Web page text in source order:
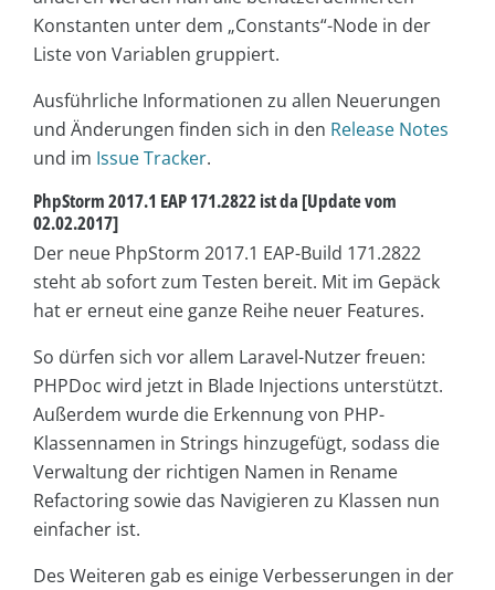
Konstanten unter dem „Constants“-Node in der
Liste von Variablen gruppiert.
Ausführliche Informationen zu allen Neuerungen
und Änderungen finden sich in den Release Notes
und im Issue Tracker.
PhpStorm 2017.1 EAP 171.2822 ist da [Update vom
02.02.2017]
Der neue PhpStorm 2017.1 EAP-Build 171.2822
steht ab sofort zum Testen bereit. Mit im Gepäck
hat er erneut eine ganze Reihe neuer Features.
So dürfen sich vor allem Laravel-Nutzer freuen:
PHPDoc wird jetzt in Blade Injections unterstützt.
Außerdem wurde die Erkennung von PHP-
Klassennamen in Strings hinzugefügt, sodass die
Verwaltung der richtigen Namen in Rename
Refactoring sowie das Navigieren zu Klassen nun
einfacher ist.
Des Weiteren gab es einige Verbesserungen in der